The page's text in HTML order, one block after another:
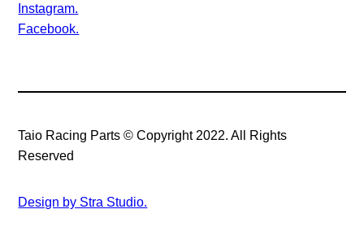
Instagram.
Facebook.
Taio Racing Parts © Copyright 2022. All Rights
Reserved
Design by Stra Studio.